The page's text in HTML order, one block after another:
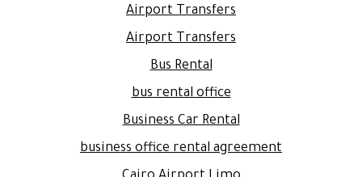
Airport Transfers
Airport Transfers
Bus Rental
bus rental office
Business Car Rental
business office rental agreement